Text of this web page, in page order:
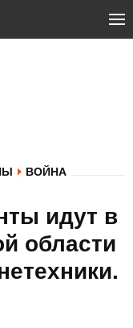
ВОЙНА
идут в
области